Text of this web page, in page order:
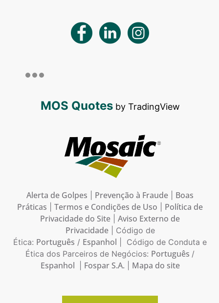
MOS Quotesby TradingView
Alerta de Golpes Prevenção à Fraude
Boas
Práticas
Termos e Condições de Uso
Política de
Privacidade do Site
Aviso Externo de
Privacidade| Código de
Ética: Português / Espanhol | Código de Conduta e
Ética dos Parceiros de Negócios: Português /
Espanhol Fospar S.A. Mapa do site